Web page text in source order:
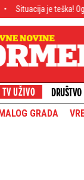
teška! Oglasio se
DRUŠTVO
GRADA